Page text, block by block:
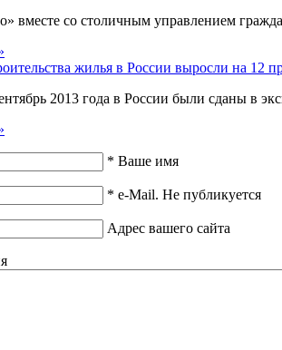
вместе со столичным управлением
2013 года в России были сданы в
* Ваше имя
* e-Mail. Не публикуется
Адрес вашего сайта